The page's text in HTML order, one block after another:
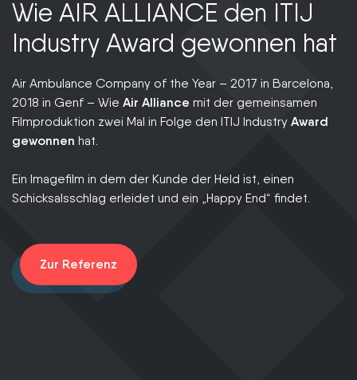
Wie AIR ALLIANCE den ITIJ
Industry Award gewonnen hat
Air Ambulance Company of the Year – 2017 in Barcelona,
2018 in Genf – Wie Air Alliance mit der gemeinsamen
Filmproduktion zwei Mal in Folge den ITIJ Industry Award
gewonnen hat.
Ein Imagefilm in dem der Kunde der Held ist, einen
Schicksalsschlag erleidet und ein „Happy End“ findet.
Zur Referenz